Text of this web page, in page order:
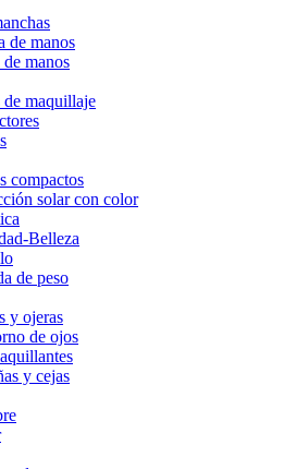
de manos
de manos
de maquillaje
compactos
solar con color
Belleza
de peso
y ojeras
de ojos
y cejas